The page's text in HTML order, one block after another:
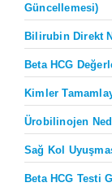
Güncellemesi)
Bilirubin Direkt
Beta HCG
Kimler
Ürobilinojen
Sağ Kol
Beta HCG Testi